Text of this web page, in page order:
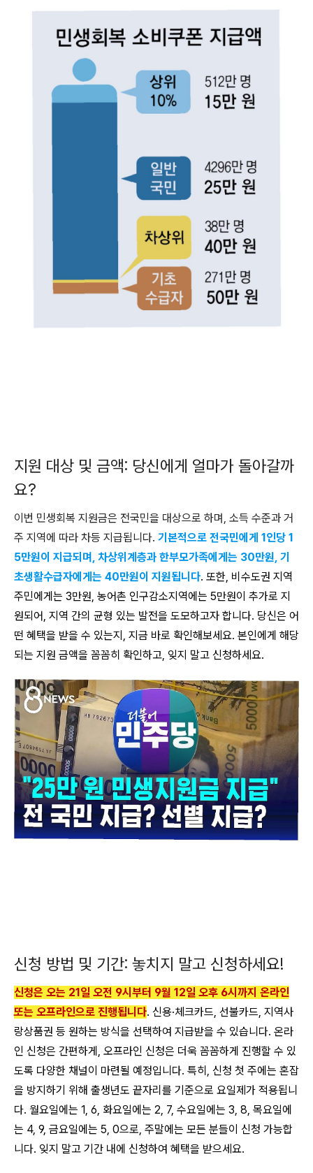
지원 대상 및 금액: 당신에게 얼마가 돌아갈까
요?
이번 민생회복 지원금은 전국민을 대상으로 하며, 소득 수준과 거
주 지역에 따라 차등 지급됩니다. 기본적으로 전국민에게 1인당 1
5만원이 지급되며, 차상위계층과 한부모가족에게는 30만원, 기
초생활수급자에게는 40만원이 지원됩니다. 또한, 비수도권 지역
주민에게는 3만원, 농어촌 인구감소지역에는 5만원이 추가로 지
원되어, 지역 간의 균형 있는 발전을 도모하고자 합니다. 당신은 어
떤 혜택을 받을 수 있는지, 지금 바로 확인해보세요. 본인에게 해당
되는 지원 금액을 꼼꼼히 확인하고, 잊지 말고 신청하세요.
신청 방법 및 기간: 놓치지 말고 신청하세요!
신청은 오는 21일 오전 9시부터 9월 12일 오후 6시까지 온라인
또는 오프라인으로 진행됩니다. 신용·체크카드, 선불카드, 지역사
랑상품권 등 원하는 방식을 선택하여 지급받을 수 있습니다. 온라
인 신청은 간편하게, 오프라인 신청은 더욱 꼼꼼하게 진행할 수 있
도록 다양한 채널이 마련될 예정입니다. 특히, 신청 첫 주에는 혼잡
을 방지하기 위해 출생년도 끝자리를 기준으로 요일제가 적용됩니
다. 월요일에는 1, 6, 화요일에는 2, 7, 수요일에는 3, 8, 목요일에
는 4, 9, 금요일에는 5, 0으로, 주말에는 모든 분들이 신청 가능합
니다. 잊지 말고 기간 내에 신청하여 혜택을 받으세요.